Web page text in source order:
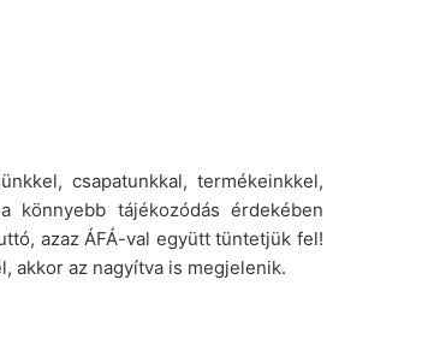
csapatunkkal, termékeinkkel,
könnyebb tájékozódás érdekében
azaz ÁFÁ-val együtt tüntetjük fel!
akkor az nagyítva is megjelenik.